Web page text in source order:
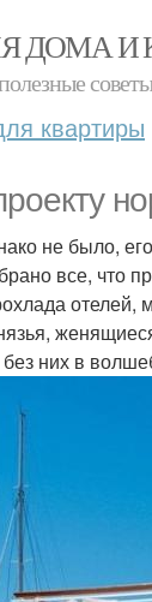
ДОМА И
квартиры
не было,
все, что
них в